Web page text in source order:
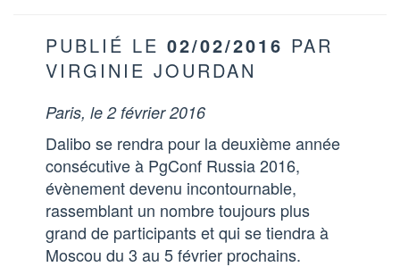
PUBLIÉ LE 02/02/2016 PAR
VIRGINIE JOURDAN
Paris, le 2 février 2016
Dalibo se rendra pour la deuxième année
consécutive à PgConf Russia 2016,
évènement devenu incontournable,
rassemblant un nombre toujours plus
grand de participants et qui se tiendra à
Moscou du 3 au 5 février prochains.